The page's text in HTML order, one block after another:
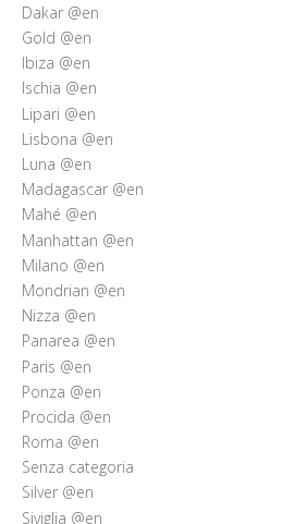
Dakar @en
Gold @en
Ibiza @en
Ischia @en
Lipari @en
Lisbona @en
Luna @en
Madagascar @en
Mahé @en
Manhattan @en
Milano @en
Mondrian @en
Nizza @en
Panarea @en
Paris @en
Ponza @en
Procida @en
Roma @en
Senza categoria
Silver @en
Siviglia @en